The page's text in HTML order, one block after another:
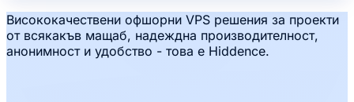
Висококачествени офшорни VPS решения за проекти
от всякакъв мащаб, надеждна производителност,
анонимност и удобство - това е Hiddence.